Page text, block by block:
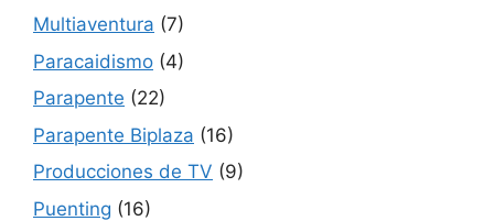
Multiaventura (7)
Paracaidismo (4)
Parapente (22)
Parapente Biplaza (16)
Producciones de TV (9)
Puenting (16)